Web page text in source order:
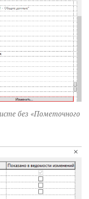
без «Пометочного